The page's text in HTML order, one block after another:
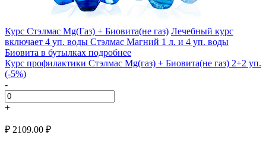
Курс Стэлмас Mg(Газ) + Биовита(не газ) Лечебный курс
включает 4 уп. воды Стэлмас Магний 1 л. и 4 уп. воды
Биовита в бутылках подробнее
Курс профилактики Стэлмас Mg(газ) + Биовита(не газ) 2+2 уп.
(-5%)
-
+
₽ 2109.00 ₽